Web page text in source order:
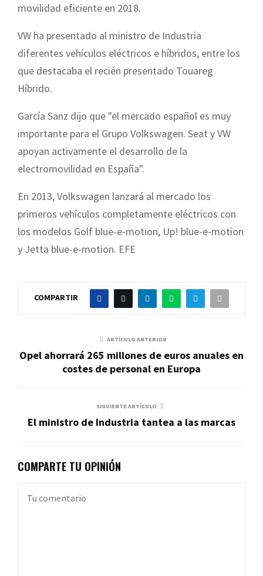
movilidad eficiente en 2018.
VW ha presentado al ministro de Industria
diferentes vehículos eléctricos e híbridos, entre los
que destacaba el recién presentado Touareg
Híbrido.
García Sanz dijo que "el mercado español es muy
importante para el Grupo Volkswagen. Seat y VW
apoyan activamente el desarrollo de la
electromovilidad en España".
En 2013, Volkswagen lanzará al mercado los
primeros vehículos completamente eléctricos con
los modelos Golf blue-e-motion, Up! blue-e-motion
y Jetta blue-e-motion. EFE
COMPARTIR
ARTÍCULO ANTERIOR
Opel ahorrará 265 millones de euros anuales en
costes de personal en Europa
SIGUIENTE ARTÍCULO
El ministro de Industria tantea a las marcas
COMPARTE TU OPINIÓN